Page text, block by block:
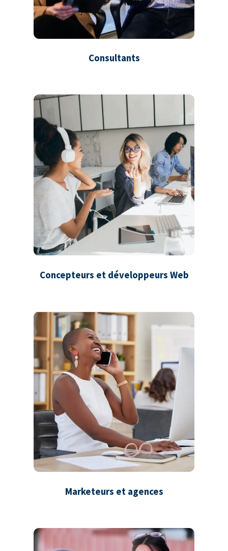
Consultants
Concepteurs et développeurs Web
Marketeurs et agences